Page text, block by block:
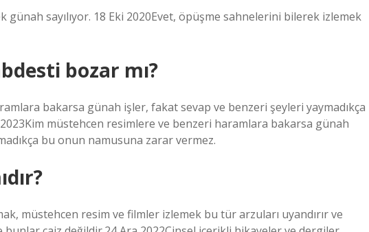
sayılıyor. 18 Eki 2020Evet, öpüşme sahnelerini bilerek izlemek
bozar mı?
bakarsa günah işler, fakat sevap ve benzeri şeyleri yaymadıkça
müstehcen resimlere ve benzeri haramlara bakarsa günah
bu onun namusuna zarar vermez.
müstehcen resim ve filmler izlemek bu tür arzuları uyandırır ve